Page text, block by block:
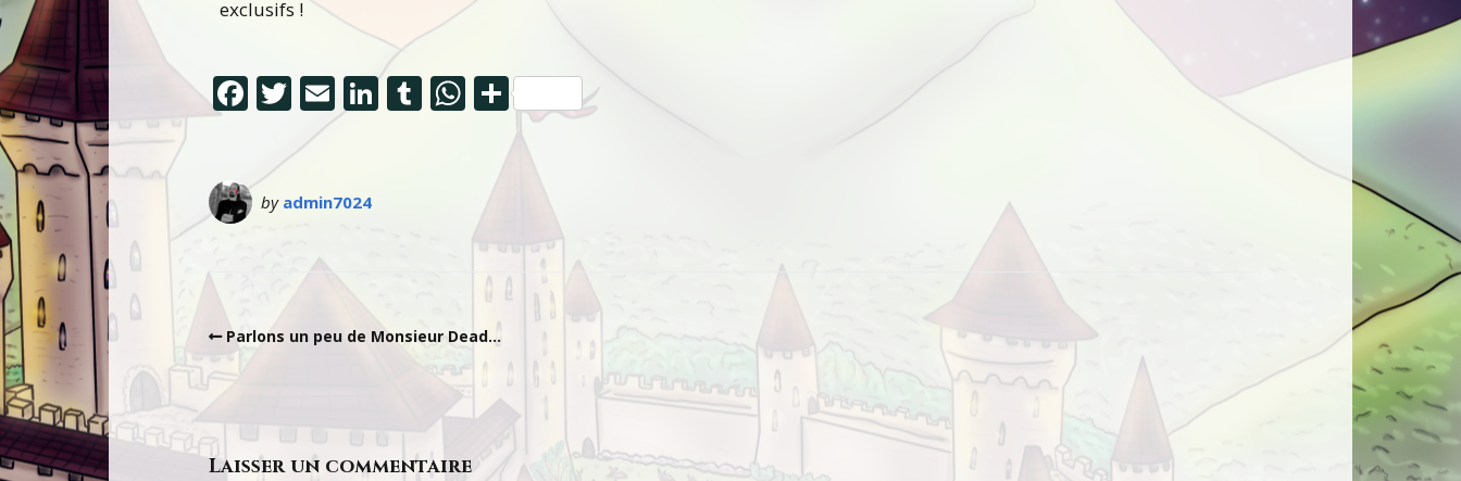
exclusifs !
Facebook
Twitter
Email
LinkedIn
Tumblr
WhatsApp
Partager
by admin7024
Parlons un peu de Monsieur Dead…
Laisser un commentaire